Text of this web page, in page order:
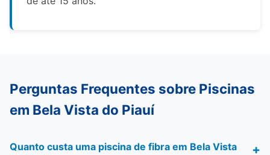
Perguntas Frequentes sobre Piscinas
em Bela Vista do Piauí
Quanto custa uma piscina de fibra em Bela Vista